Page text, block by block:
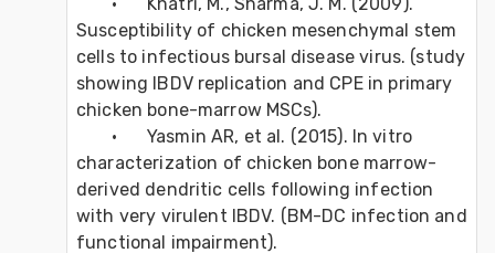
Susceptibility of chicken mesenchymal stem
cells to infectious bursal disease virus. (study
showing IBDV replication and CPE in primary
chicken bone-marrow MSCs).
characterization of chicken bone marrow-
derived dendritic cells following infection
with very virulent IBDV. (BM-DC infection and
functional impairment).